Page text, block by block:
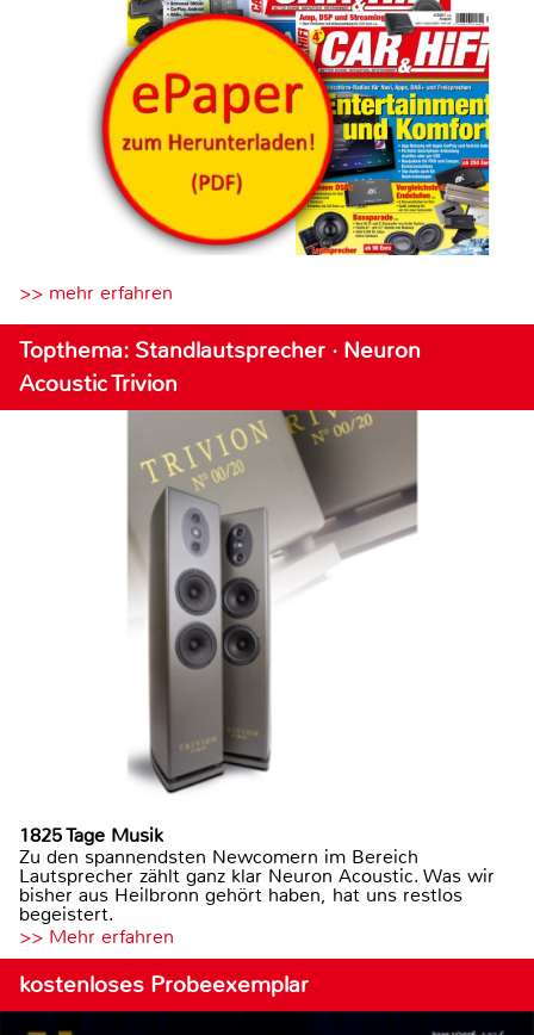
>> mehr erfahren
Topthema: Standlautsprecher · Neuron
Acoustic Trivion
1825 Tage Musik
Zu den spannendsten Newcomern im Bereich
Lautsprecher zählt ganz klar Neuron Acoustic. Was wir
bisher aus Heilbronn gehört haben, hat uns restlos
begeistert.
>> Mehr erfahren
kostenloses Probeexemplar